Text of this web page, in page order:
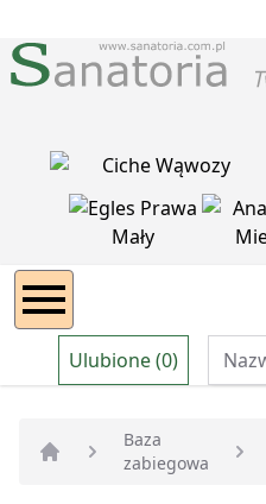
Ulubione (0)
Strona główna
Baza
zabiegowa